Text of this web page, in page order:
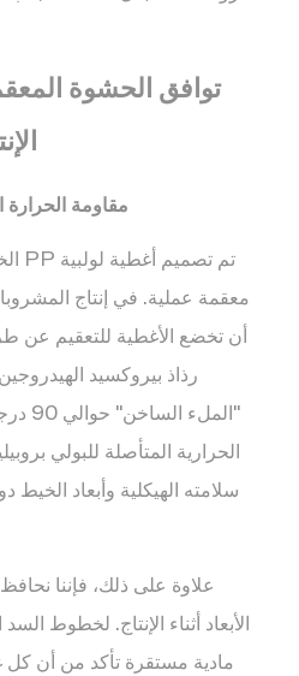
توافق الحشوة
مقاومة الحرارة
تم تصميم أغطية لولبية PP الخاصة بنا خصيصًا لـ
معقمة عملية. في إنتاج
أن تخضع الأغطية للتعقيم عن
رذاذ بيروكسيد
الحرارية المتأصلة للبولي
سلامته الهيكلية وأبعاد
علاوة على ذلك، فإننا
الأبعاد أثناء الإنتاج. لخطوط
مادية مستقرة تأكد من أن كل